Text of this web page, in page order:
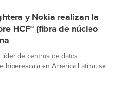
y Nokia realizan la
HCF™ (fibra de núcleo
líder de centros de datos
hiperescala en América Latina, se